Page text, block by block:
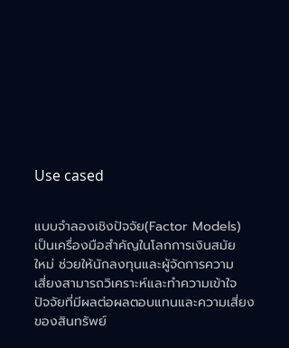
Use cased
แบบจำลองเชิงปัจจัย(Factor Models)
เป็นเครื่องมือสำคัญในโลกการเงินสมัย
ใหม่ ช่วยให้นักลงทุนและผู้จัดการความ
เสี่ยงสามารถวิเคราะห์และทำความเข้าใจ
ปัจจัยที่มีผลต่อผลตอบแทนและความเสี่ยง
ของสินทรัพย์